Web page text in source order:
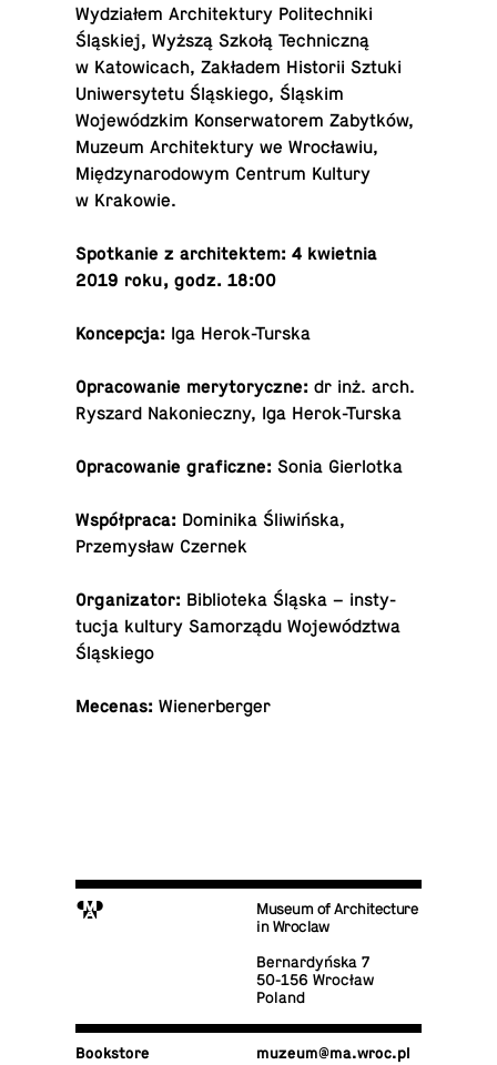
Wydziałem Ar­chitek­tury Po­litech­niki
Śląskiej, Wyższą Szkołą Tech­niczną
w Ka­tow­icach, Zakładem His­torii Sztuki
Uni­w­er­sytetu Śląskiego, Śląskim
Wojewódzkim Kon­ser­wa­torem Zabytków,
Muzeum Ar­chitek­tury we Wrocławiu,
Między­nar­o­dowym Centrum Kultury
w Krakowie.
Spotkanie z ar­chitek­tem: 4 kwiet­nia
2019 roku, godz. 18:00
Kon­cepcja: Iga Herok-Turska
Opra­cow­anie merytoryczne: dr inż. arch.
Ryszard Nakonieczny, Iga Herok-Turska
Opra­cow­anie graficzne: Sonia Gierlotka
Współpraca: Do­minika Śliwińska,
Przemysław Czernek
Or­ga­ni­za­tor: Bib­lioteka Śląska – in­sty­
tucja kultury Samorządu Województwa
Śląskiego
Mecenas: Wiener­berger
M
Museum of Architecture
in Wroclaw
Bernardyńska 7
50-156 Wrocław
Poland
Book­store muzeum@​ma.​wroc.​pl